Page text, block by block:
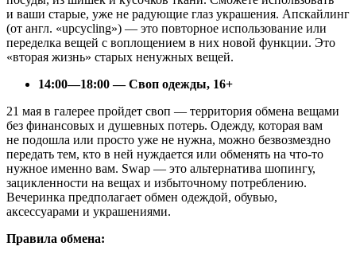
и ваши старые, уже не радующие глаз украшения. Апскайлинг
(от англ. «upcycling») — это повторное использование или
переделка вещей с воплощением в них новой функции. Это
«вторая жизнь» старых ненужных вещей.
14:00—18:00 — Своп одежды, 16+
21 мая в галерее пройдет своп — территория обмена вещами
без финансовых и душевных потерь. Одежду, которая вам
не подошла или просто уже не нужна, можно безвозмездно
передать тем, кто в ней нуждается или обменять на что-то
нужное именно вам. Swap — это альтернатива шопингу,
зацикленности на вещах и избыточному потреблению.
Вечеринка предполагает обмен одеждой, обувью,
аксессуарами и украшениями.
Правила обмена: